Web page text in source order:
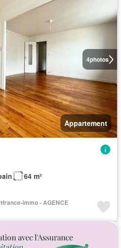
4photos
Appartement
64 m²
immo - AGENCE